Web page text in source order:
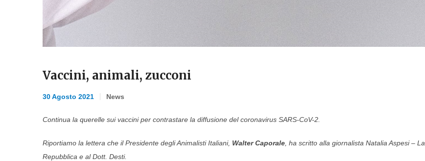
Vaccini, animali, zucconi
30 Agosto 2021 News
Continua la querelle sui vaccini per contrastare la diffusione del coronavirus SARS-CoV-2.
Riportiamo la lettera che il Presidente degli Animalisti Italiani, Walter Caporale , ha scritto alla giornalista Natalia Aspesi – La
Repubblica e al Dott. Desti.